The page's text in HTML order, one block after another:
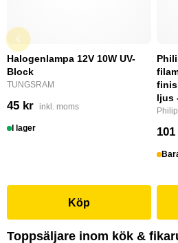
Halogenlampa 12V 10W UV-
Block
TUNGSRAM
45 kr inkl. moms
I lager
Köp
ljus
Toppsäljare inom kök &